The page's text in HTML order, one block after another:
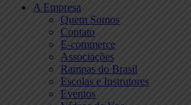
A Empresa
Quem Somos
Contato
E-commerce
Associações
Rampas do Brasil
Escolas e Instrutores
Eventos